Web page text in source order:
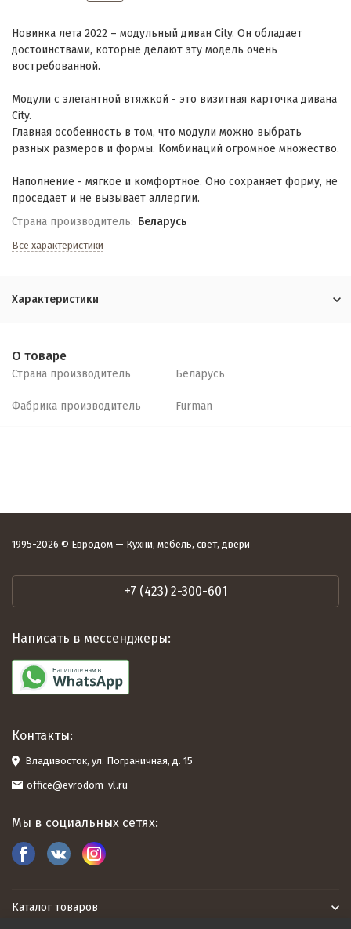
Новинка лета 2022 – модульный диван City. Он обладает
достоинствами, которые делают эту модель очень
востребованной.
Модули с элегантной втяжкой - это визитная карточка дивана
City.
Главная особенность в том, что модули можно выбрать
разных размеров и формы. Комбинаций огромное множество.
Наполнение - мягкое и комфортное. Оно сохраняет форму, не
проседает и не вызывает аллергии.
Страна производитель: Беларусь
Все характеристики
Характеристики
О товаре
Страна производитель Беларусь
Фабрика производитель Furman
1995-2026 © Евродом — Кухни, мебель, свет, двери
+7 (423) 2-300-601
Написать в мессенджеры:
Контакты:
Владивосток, ул. Пограничная, д. 15
office@evrodom-vl.ru
Мы в социальных сетях:
Каталог товаров